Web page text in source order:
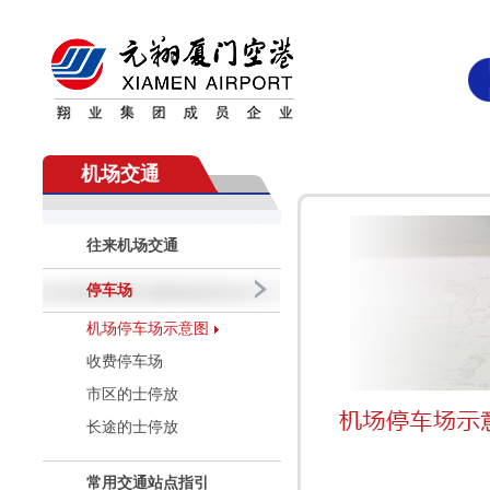
机场交通
往来机场交通
停车场
机场停车场示意图
收费停车场
市区的士停放
长途的士停放
常用交通站点指引